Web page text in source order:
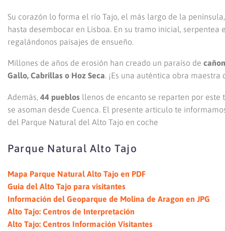
Su corazón lo forma el río Tajo, el más largo de la
hasta desembocar en Lisboa. En su tramo inicial,
regalándonos paisajes de ensueño.
Millones de años de erosión han creado un paraíso de
Gallo, Cabrillas o Hoz Seca. ¡Es una auténtica obra
Además, 44 pueblos llenos de encanto se reparten por
se asoman desde Cuenca. El presente articulo te
del Parque Natural del Alto Tajo en coche
Parque Natural Alto Tajo
Mapa Parque Natural Alto Tajo en PDF
Guia del Alto Tajo para visitantes
Información del Geoparque de Molina de Aragon en JPG
Alto Tajo: Centros de Interpretación
Alto Tajo: Centros Información Visitantes